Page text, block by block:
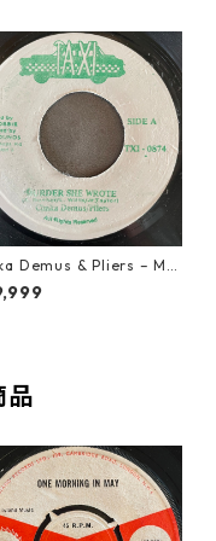
Demus & Pliers – Mu
Wrote【7-21777】
品